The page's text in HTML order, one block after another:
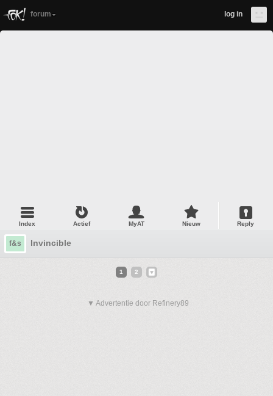
forum log in
Index Actief MyAT Nieuw Reply
f&s Invincible
1 2
▼ Advertentie door Refinery89